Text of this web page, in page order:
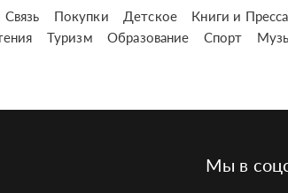
Покупки Детское
Книги и Пресса
Туризм Образование Спорт
Мы в